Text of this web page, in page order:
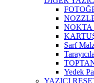
NOKTA
Sarf
Yedek
YAZICI